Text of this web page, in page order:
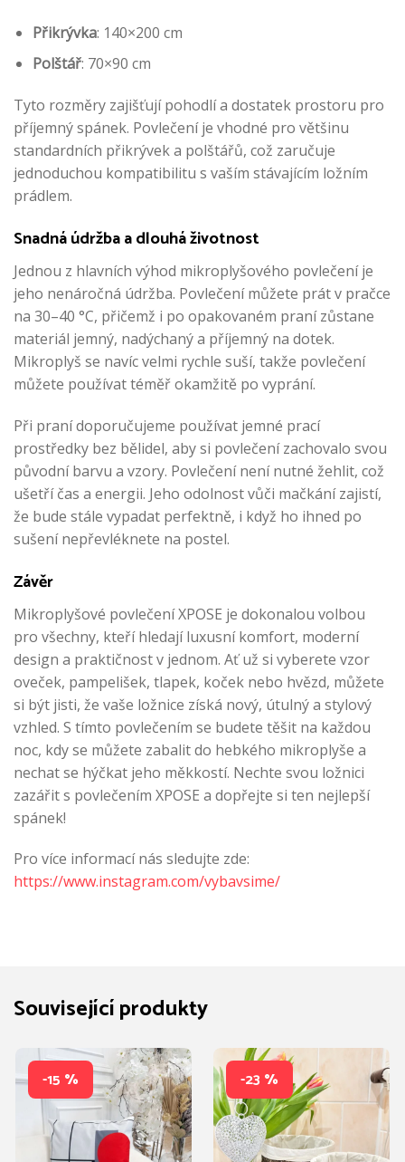
Přikrývka: 140×200 cm
Polštář: 70×90 cm
Tyto rozměry zajišťují pohodlí a dostatek prostoru pro
příjemný spánek. Povlečení je vhodné pro většinu
standardních přikrývek a polštářů, což zaručuje
jednoduchou kompatibilitu s vaším stávajícím ložním
prádlem.
Snadná údržba a dlouhá životnost
Jednou z hlavních výhod mikroplyšového povlečení je
jeho nenáročná údržba. Povlečení můžete prát v pračce
na 30–40 °C, přičemž i po opakovaném praní zůstane
materiál jemný, nadýchaný a příjemný na dotek.
Mikroplyš se navíc velmi rychle suší, takže povlečení
můžete používat téměř okamžitě po vyprání.
Při praní doporučujeme používat jemné prací
prostředky bez bělidel, aby si povlečení zachovalo svou
původní barvu a vzory. Povlečení není nutné žehlit, což
ušetří čas a energii. Jeho odolnost vůči mačkání zajistí,
že bude stále vypadat perfektně, i když ho ihned po
sušení nepřevléknete na postel.
Závěr
Mikroplyšové povlečení XPOSE je dokonalou volbou
pro všechny, kteří hledají luxusní komfort, moderní
design a praktičnost v jednom. Ať už si vyberete vzor
oveček, pampelišek, tlapek, koček nebo hvězd, můžete
si být jisti, že vaše ložnice získá nový, útulný a stylový
vzhled. S tímto povlečením se budete těšit na každou
noc, kdy se můžete zabalit do hebkého mikroplyše a
nechat se hýčkat jeho měkkostí. Nechte svou ložnici
zazářit s povlečením XPOSE a dopřejte si ten nejlepší
spánek!
Pro více informací nás sledujte zde:
https://www.instagram.com/vybavsime/
Související produkty
-15 % -23 %